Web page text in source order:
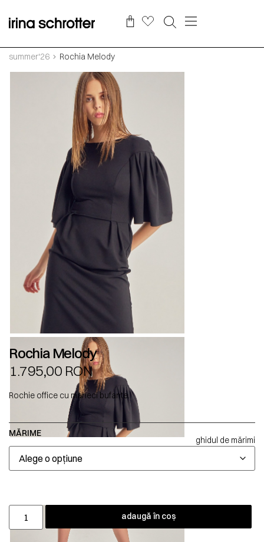
summer‘26 Rochia Melody
Rochia Melody
1.795,00 RON
Rochie office cu maneci bufante.
MĂRIME
ghidul de mărimi
adaugă în coș